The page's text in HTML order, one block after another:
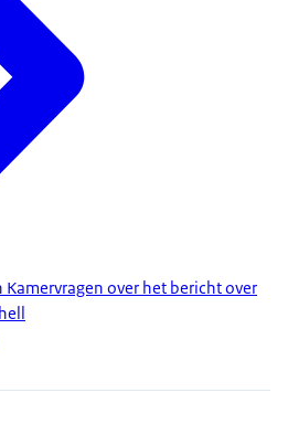
over het bericht over